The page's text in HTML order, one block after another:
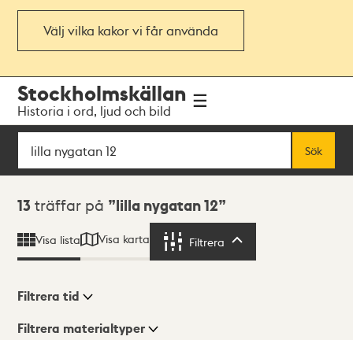
Välj vilka kakor vi får använda
navigationen
huvudinnehållet
Stockholmskällan
Historia i ord, ljud och bild
Sök
Sök
Sökresultat
13 träffar på lilla nygatan 12
Visa lista Visa karta Filtrera
Visningsläge
Filtrera tid
Filtrera materialtyper